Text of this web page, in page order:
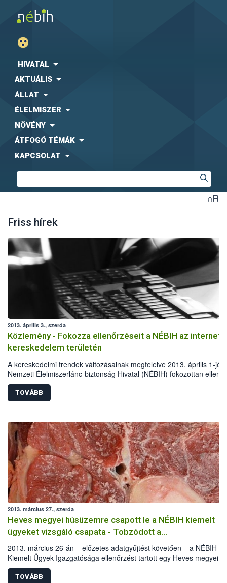
HIVATAL
AKTUÁLIS
ÁLLAT
ÉLELMISZER
NÖVÉNY
ÁTFOGÓ TÉMÁK
KAPCSOLAT
Friss hírek
2013. április 3., szerda
Közlemény - Fokozza ellenőrzéseit a NÉBIH az
kereskedelem területén
A kereskedelmi trendek változásainak megfelelve 2013. április 1-
Nemzeti Élelmiszerlánc-biztonság Hivatal (NÉBIH) fokozottan
az internetes kereskedelem résztvevőit. A hatóság szakemberei
között kiemelt figyelmet fordítanak az áruk eredetére, de ellenőrzik
a webáruházak árutárolását, kiszállítási tevékenységét is.
TOVÁBB
2013. március 27., szerda
Heves megyei húsüzemre csapott le a NÉBIH kiemelt
ügyeket vizsgáló csapata - Tobzódott a
szabálytalanságokban az alig három hónapja újranyitott
előállító hely
2013. március 26-án – előzetes adatgyűjtést követően – a NÉBIH
Kiemelt Ügyek Igazgatósága ellenőrzést tartott egy Heves megyei
húskészítmény előállító és zsírkészítő üzemben. A vizsgálat
tonna lefoglalt termék és a tevékenység azonnali felfüggesztése.
TOVÁBB